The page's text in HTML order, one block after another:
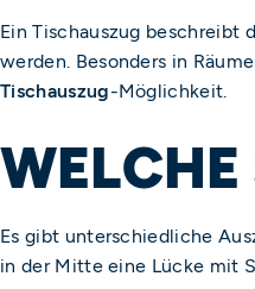
Ein Tischauszug beschreibt
werden. Besonders in
Tischauszug-Möglichkeit.
WELCHE
Es gibt unterschiedliche
in der Mitte eine Lücke mit